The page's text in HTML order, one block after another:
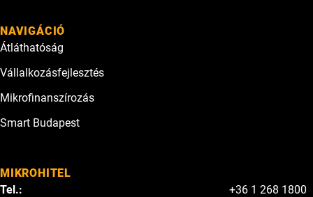
NAVIGÁCIÓ
Átláthatóság
Vállalkozásfejlesztés
Mikrofinanszírozás
Smart Budapest
MIKROHITEL
Tel.:
+36 1 268 1800